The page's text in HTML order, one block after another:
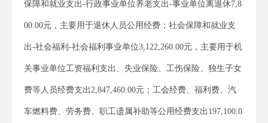
保障和就业支出-行政事业单位养老支出-事业单位离退休7,8
00.00元，主要用于退休人员公用经费；社会保障和就业支
出-社会福利-社会福利事业单位3,122,260.00元，主要用于机
关事业单位工资福利支出、失业保险、工伤保险、独生子女
费等人员经费支出2,847,460.00元；工会经费、福利费、汽
车燃料费、劳务费、职工遗属补助等公用经费支出197,100.0